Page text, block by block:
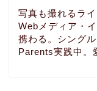
写真も撮れるラ
Webメディア・
携わる。シング
Parents実践中。